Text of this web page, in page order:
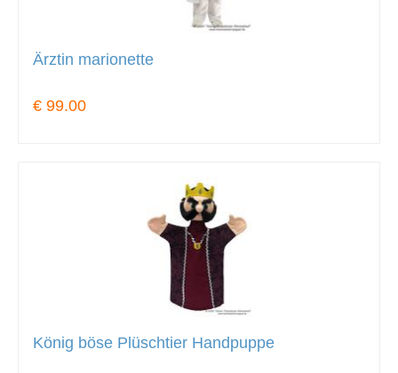
Ärztin marionette
€ 99.00
König böse Plüschtier Handpuppe